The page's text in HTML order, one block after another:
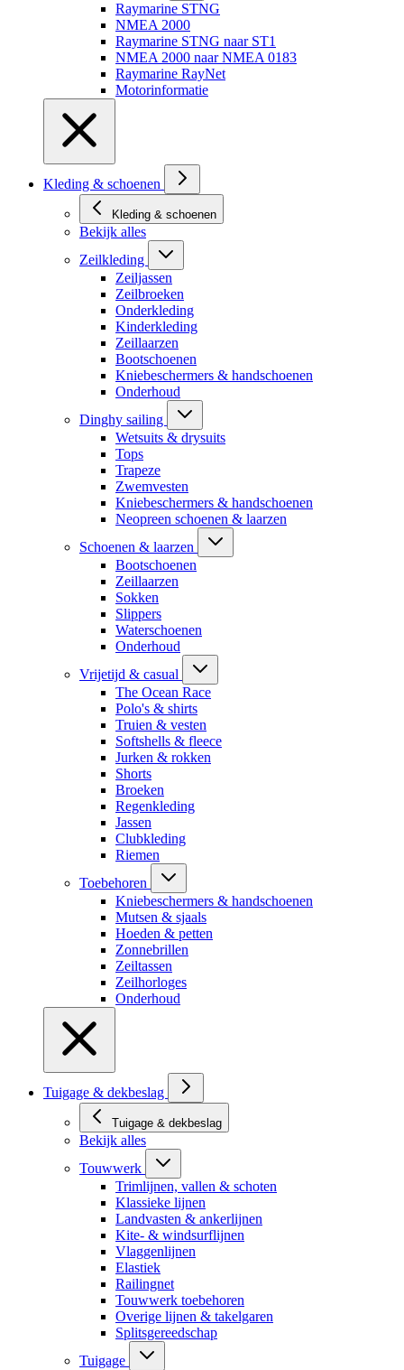
Raymarine STNG
NMEA 2000
Raymarine STNG naar ST1
NMEA 2000 naar NMEA 0183
Raymarine RayNet
Motorinformatie
Kleding & schoenen
Kleding & schoenen
Bekijk alles
Zeilkleding
Zeiljassen
Zeilbroeken
Onderkleding
Kinderkleding
Zeillaarzen
Bootschoenen
Kniebeschermers & handschoenen
Onderhoud
Dinghy sailing
Wetsuits & drysuits
Tops
Trapeze
Zwemvesten
Kniebeschermers & handschoenen
Neopreen schoenen & laarzen
Schoenen & laarzen
Bootschoenen
Zeillaarzen
Sokken
Slippers
Waterschoenen
Onderhoud
Vrijetijd & casual
The Ocean Race
Polo's & shirts
Truien & vesten
Softshells & fleece
Jurken & rokken
Shorts
Broeken
Regenkleding
Jassen
Clubkleding
Riemen
Toebehoren
Kniebeschermers & handschoenen
Mutsen & sjaals
Hoeden & petten
Zonnebrillen
Zeiltassen
Zeilhorloges
Onderhoud
Tuigage & dekbeslag
Tuigage & dekbeslag
Bekijk alles
Touwwerk
Trimlijnen, vallen & schoten
Klassieke lijnen
Landvasten & ankerlijnen
Kite- & windsurflijnen
Vlaggenlijnen
Elastiek
Railingnet
Touwwerk toebehoren
Overige lijnen & takelgaren
Splitsgereedschap
Tuigage